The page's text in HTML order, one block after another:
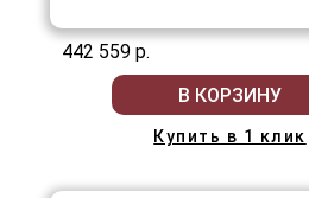
442 559 р.
В КОРЗИНУ
Купить в 1 клик